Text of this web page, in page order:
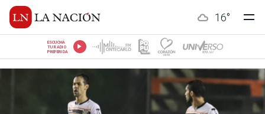
16°
ESCUCHÁ
TU RADIO
PREFERIDA